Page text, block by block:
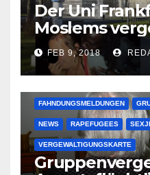
Der Uni
Moslems
deutsche
Uni-Campus
FEB 9, 2018
FAHNDUNGSMELDUNGEN
NEWS RAPEFUGEES
VERGEWALTIGUNGSKARTE